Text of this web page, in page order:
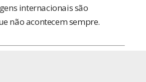
internacionais são
não acontecem sempre.